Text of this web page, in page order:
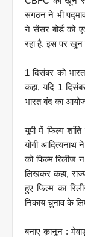
संगठन ने भी
ने सेंसर बोर्ड को
रहा है. इस पर खून
1 दिसंबर को
कहा, यदि 1
भारत बंद का
यूपी में फिल्म
योगी आदित्यनाथ
को फिल्म रिलीज
लिखकर कहा,
हुए फिल्‍म का
निकाय चुनाव के
बनाए क़ानून :